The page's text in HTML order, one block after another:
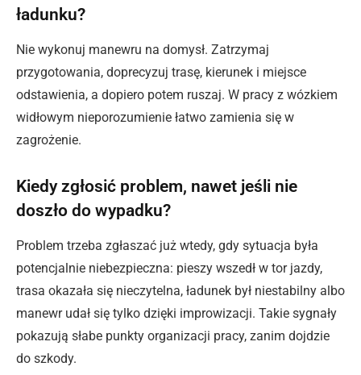
ładunku?
Nie wykonuj manewru na domysł. Zatrzymaj
przygotowania, doprecyzuj trasę, kierunek i miejsce
odstawienia, a dopiero potem ruszaj. W pracy z wózkiem
widłowym nieporozumienie łatwo zamienia się w
zagrożenie.
Kiedy zgłosić problem, nawet jeśli nie
doszło do wypadku?
Problem trzeba zgłaszać już wtedy, gdy sytuacja była
potencjalnie niebezpieczna: pieszy wszedł w tor jazdy,
trasa okazała się nieczytelna, ładunek był niestabilny albo
manewr udał się tylko dzięki improwizacji. Takie sygnały
pokazują słabe punkty organizacji pracy, zanim dojdzie
do szkody.